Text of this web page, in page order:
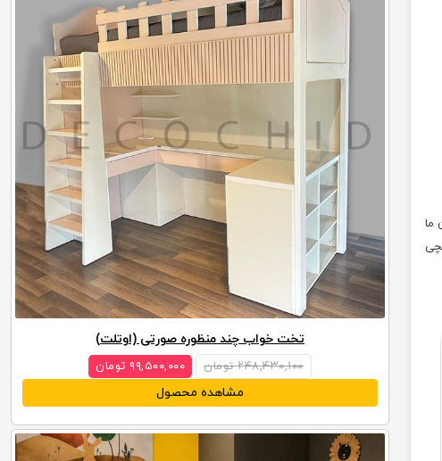
ما
تخت خواب چند منظوره صورتی (اوتلت)
۲۴۸,۴۳۰,۱۰۰ تومان ۹۹,۵۰۰,۰۰۰ تومان
مشاهده محصول